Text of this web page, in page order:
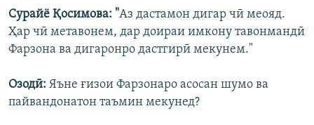
Сурайё Қосимова: "Аз дастамон дигар чӣ меояд.
Ҳар чӣ метавонем, дар доираи имкону тавонмандӣ
Фарзона ва дигаронро дастгирӣ мекунем."
Озодӣ: Яъне ғизои Фарзонаро асосан шумо ва
пайвандонатон таъмин мекунед?